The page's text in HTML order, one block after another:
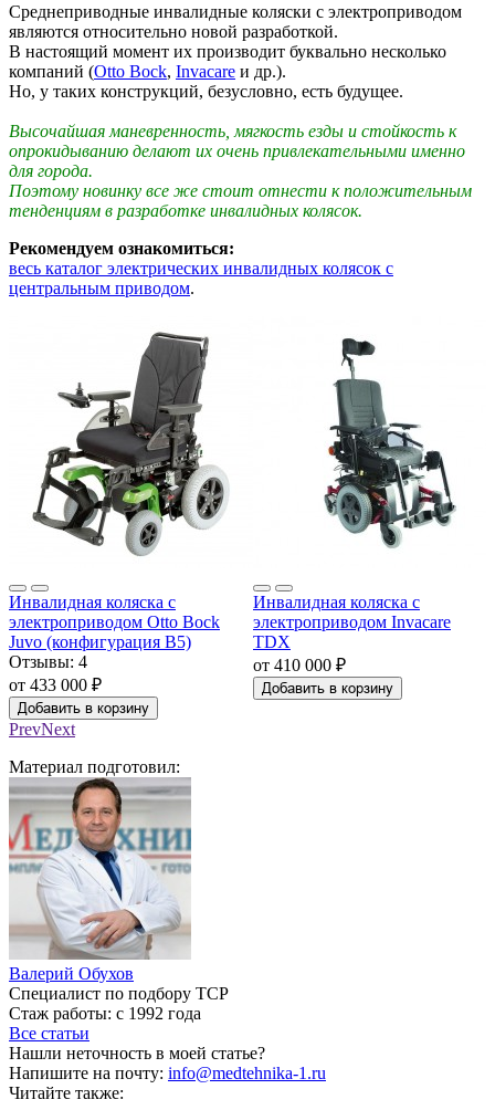
Среднеприводные инвалидные коляски с электроприводом
являются относительно новой разработкой.
В настоящий момент их производит буквально несколько
компаний (Otto Bock, Invacare и др.).
Но, у таких конструкций, безусловно, есть будущее.
Высочайшая маневренность, мягкость езды и стойкость к
опрокидыванию делают их очень привлекательными именно
для города.
Поэтому новинку все же стоит отнести к положительным
тенденциям в разработке инвалидных колясок.
Рекомендуем ознакомиться:
весь каталог электрических инвалидных колясок с
центральным приводом.
Инвалидная коляска с
электроприводом Otto Bock
Juvo (конфигурация B5)
Отзывы: 4
от 433 000 ₽
Добавить в корзину
Инвалидная коляска с
электроприводом Invacare
TDX
от 410 000 ₽
Добавить в корзину
PrevNext
Материал подготовил:
Валерий Обухов
Специалист по подбору ТСР
Стаж работы: с 1992 года
Все статьи
Нашли неточность в моей статье?
Напишите на почту: info@medtehnika-1.ru
Читайте также: